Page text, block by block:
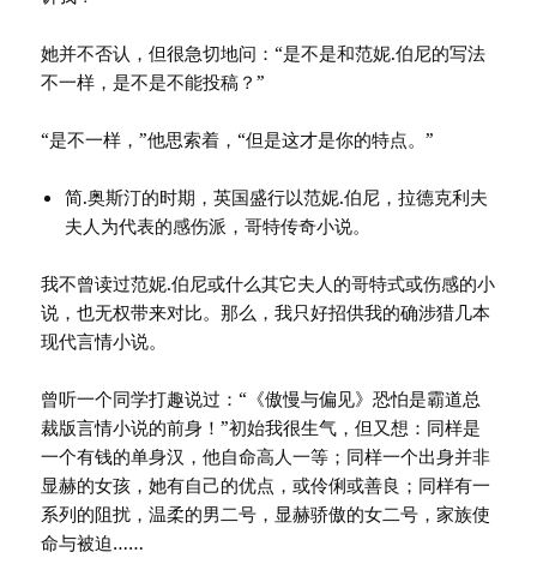
她并不否认，但很急切地问：“是不是和范妮.伯尼的写法
不一样，是不是不能投稿？”
“是不一样，”他思索着，“但是这才是你的特点。”
简.奥斯汀的时期，英国盛行以范妮.伯尼，拉德克利夫
夫人为代表的感伤派，哥特传奇小说。
我不曾读过范妮.伯尼或什么其它夫人的哥特式或伤感的小
说，也无权带来对比。那么，我只好招供我的确涉猎几本
现代言情小说。
曾听一个同学打趣说过：“《傲慢与偏见》恐怕是霸道总
裁版言情小说的前身！”初始我很生气，但又想：同样是
一个有钱的单身汉，他自命高人一等；同样一个出身并非
显赫的女孩，她有自己的优点，或伶俐或善良；同样有一
系列的阻扰，温柔的男二号，显赫骄傲的女二号，家族使
命与被迫……